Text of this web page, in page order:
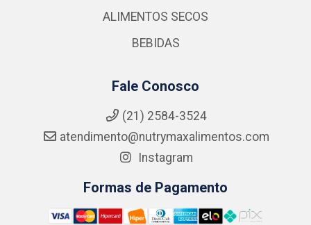
ALIMENTOS SECOS
BEBIDAS
Fale Conosco
(21) 2584-3524
atendimento@nutrymaxalimentos.com
Instagram
Formas de Pagamento